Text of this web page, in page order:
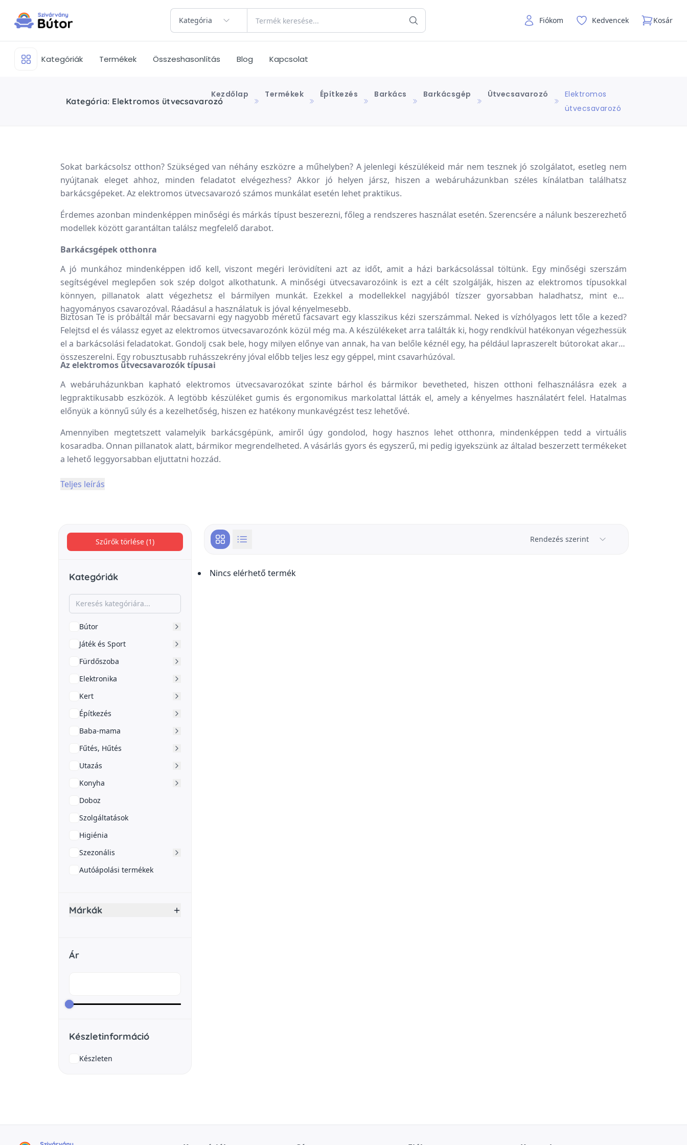
Kategória Fiókom Kedvencek Kosár
Kategóriák Termékek Összeshasonlítás Blog Kapcsolat
Kategória: Elektromos ütvecsavarozó
Kezdőlap Termékek Építkezés Barkács Barkácsgép Ütvecsavarozó
Elektromos
ütvecsavarozó
Sokat barkácsolsz otthon? Szükséged van néhány eszközre a műhelyben? A jelenlegi készülékeid már nem tesznek jó szolgálatot, esetleg nem
nyújtanak eleget ahhoz, minden feladatot elvégezhess? Akkor jó helyen jársz, hiszen a webáruházunkban széles kínálatban találhatsz
barkácsgépeket. Az elektromos ütvecsavarozó számos munkálat esetén lehet praktikus.
Érdemes azonban mindenképpen minőségi és márkás típust beszerezni, főleg a rendszeres használat esetén. Szerencsére a nálunk beszerezhető
modellek között garantáltan találsz megfelelő darabot.
Barkácsgépek otthonra
A jó munkához mindenképpen idő kell, viszont megéri lerövidíteni azt az időt, amit a házi barkácsolással töltünk. Egy minőségi szerszám
segítségével meglepően sok szép dolgot alkothatunk. A minőségi ütvecsavarozóink is ezt a célt szolgálják, hiszen az elektromos típusokkal
könnyen, pillanatok alatt végezhetsz el bármilyen munkát. Ezekkel a modellekkel nagyjából tízszer gyorsabban haladhatsz, mint egy
hagyományos csavarozóval. Ráadásul a használatuk is jóval kényelmesebb.
Biztosan Te is próbáltál már becsavarni egy nagyobb méretű facsavart egy klasszikus kézi szerszámmal. Neked is vízhólyagos lett tőle a kezed?
Felejtsd el és válassz egyet az elektromos ütvecsavarozónk közül még ma. A készülékeket arra találták ki, hogy rendkívül hatékonyan végezhessük
el a barkácsolási feladatokat. Gondolj csak bele, hogy milyen előnye van annak, ha van belőle kéznél egy, ha például lapraszerelt bútorokat akarsz
összeszerelni. Egy robusztusabb ruhásszekrény jóval előbb teljes lesz egy géppel, mint csavarhúzóval.
Az elektromos ütvecsavarozók típusai
A webáruházunkban kapható elektromos ütvecsavarozókat szinte bárhol és bármikor bevetheted, hiszen otthoni felhasználásra ezek a
legpraktikusabb eszközök. A legtöbb készüléket gumis és ergonomikus markolattal látták el, amely a kényelmes használatért felel. Hatalmas
előnyük a könnyű súly és a kezelhetőség, hiszen ez hatékony munkavégzést tesz lehetővé.
Amennyiben megtetszett valamelyik barkácsgépünk, amiről úgy gondolod, hogy hasznos lehet otthonra, mindenképpen tedd a virtuális
kosaradba. Onnan pillanatok alatt, bármikor megrendelheted. A vásárlás gyors és egyszerű, mi pedig igyekszünk az általad beszerzett termékeket
a lehető leggyorsabban eljuttatni hozzád.
Teljes leírás
Szűrők törlése (1)
Kategóriák
Bútor
Játék és Sport
Fürdőszoba
Elektronika
Kert
Építkezés
Baba-mama
Fűtés, Hűtés
Utazás
Konyha
Doboz
Szolgáltatások
Higiénia
Szezonális
Autóápolási termékek
Márkák
Ár
Készletinformáció
Készleten
Rendezés szerint
Nincs elérhető termék